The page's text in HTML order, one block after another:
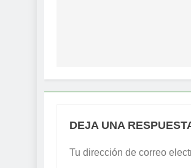
DEJA UNA
Tu dirección de correo